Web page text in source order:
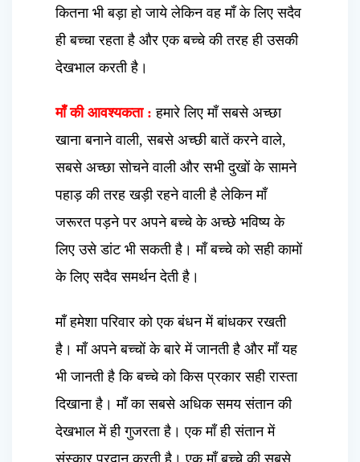
कितना भी बड़ा हो जाये लेकिन वह माँ के लिए सदैव
ही बच्चा रहता है और एक बच्चे की तरह ही उसकी
देखभाल करती है।
माँ की आवश्यकता : हमारे लिए माँ सबसे अच्छा
खाना बनाने वाली, सबसे अच्छी बातें करने वाले,
सबसे अच्छा सोचने वाली और सभी दुखों के सामने
पहाड़ की तरह खड़ी रहने वाली है लेकिन माँ
जरूरत पड़ने पर अपने बच्चे के अच्छे भविष्य के
लिए उसे डांट भी सकती है। माँ बच्चे को सही कामों
के लिए सदैव समर्थन देती है।
माँ हमेशा परिवार को एक बंधन में बांधकर रखती
है। माँ अपने बच्चों के बारे में जानती है और माँ यह
भी जानती है कि बच्चे को किस प्रकार सही रास्ता
दिखाना है। माँ का सबसे अधिक समय संतान की
देखभाल में ही गुजरता है। एक माँ ही संतान में